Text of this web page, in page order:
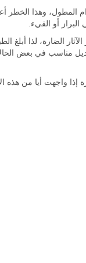
وهذا الخطر
أو القيء.
الضارة، لذا أبلغ
مناسب في بعض
واجهت أيا من هذه